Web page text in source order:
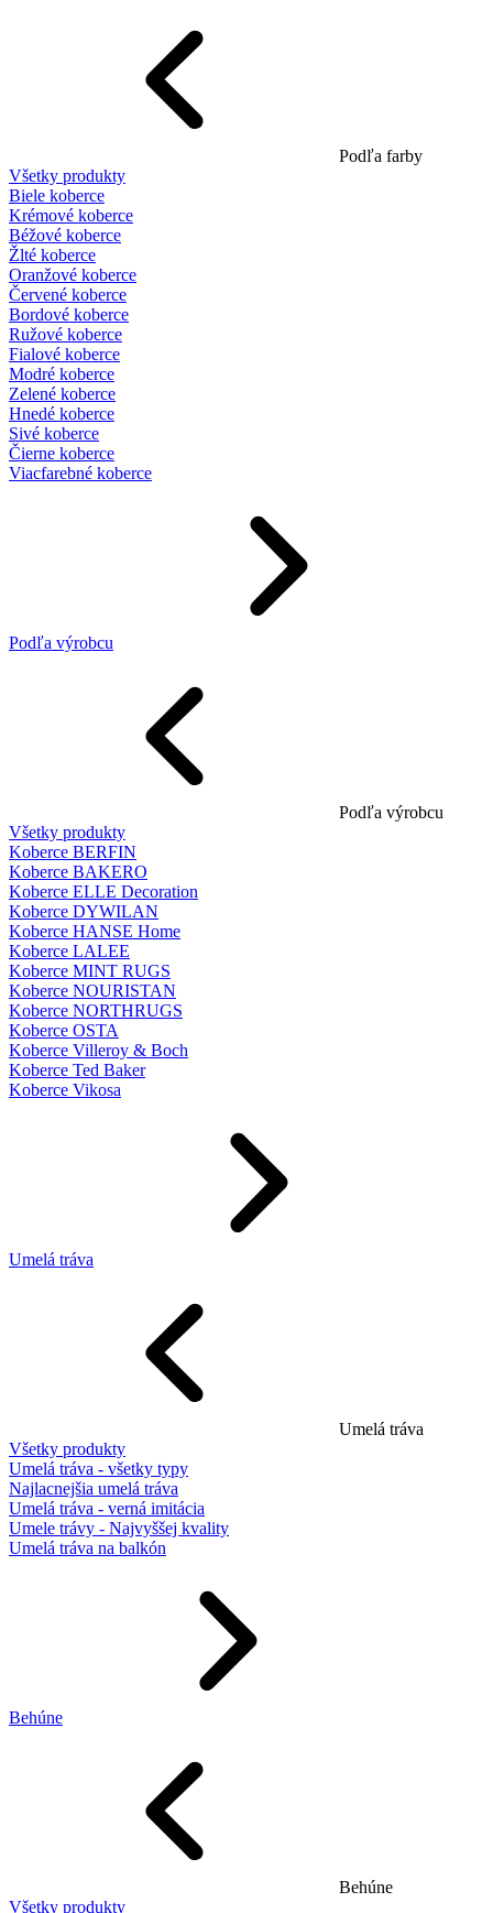
Podľa farby
Všetky produkty
Biele koberce
Krémové koberce
Béžové koberce
Žlté koberce
Oranžové koberce
Červené koberce
Bordové koberce
Ružové koberce
Fialové koberce
Modré koberce
Zelené koberce
Hnedé koberce
Sivé koberce
Čierne koberce
Viacfarebné koberce
Podľa výrobcu
Podľa výrobcu
Všetky produkty
Koberce BERFIN
Koberce BAKERO
Koberce ELLE Decoration
Koberce DYWILAN
Koberce HANSE Home
Koberce LALEE
Koberce MINT RUGS
Koberce NOURISTAN
Koberce NORTHRUGS
Koberce OSTA
Koberce Villeroy & Boch
Koberce Ted Baker
Koberce Vikosa
Umelá tráva
Umelá tráva
Všetky produkty
Umelá tráva - všetky typy
Najlacnejšia umelá tráva
Umelá tráva - verná imitácia
Umele trávy - Najvyššej kvality
Umelá tráva na balkón
Behúne
Behúne
Všetky produkty